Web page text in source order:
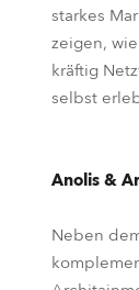
starkes
zeigen,
kräftig
selbst
Anolis &
Neben